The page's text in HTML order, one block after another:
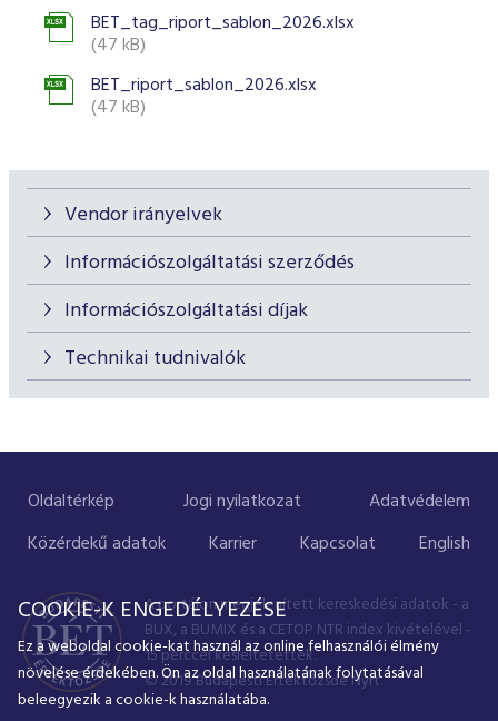
Vendor irányelvek
Információszolgáltatási szerződés
Információszolgáltatási díjak
Technikai tudnivalók
BET_tag_riport_sablon_2026.xlsx
(47 kB)
BET_riport_sablon_2026.xlsx
(47 kB)
Oldaltérkép Jogi nyilatkozat
Adatvédelem
Közérdekű adatok
Karrier Kapcsolat English
A portálon megjelenített kereskedési adatok - a
BUX, a BUMIX és a CETOP NTR index kivételével -
15 perccel késleltetettek.
© 2019 Budapesti Értéktőzsde Nyrt.
COOKIE-K ENGEDÉLYEZÉSE
Ez a weboldal cookie-kat használ az online felhasználói élmény
növelése érdekében. Ön az oldal használatának folytatásával
beleegyezik a cookie-k használatába.